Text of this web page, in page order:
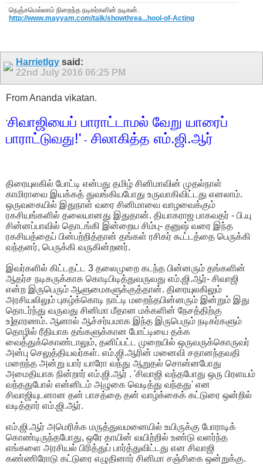
நெஞ்சமெல்லாம் நிறைந்த நடிகர்களின் நடிகன்.
http://www.mayyam.com/talk/showthrea...hool-of-Acting
Harrietlgy said:
22nd July 2016 06:25 PM
From Ananda vikatan.
'சிவாஜியைப் பாராட்டாமல் வேறு யாரைப்
பாராட்டுவது!' - சிலாகித்த எம்.ஜி.ஆர்
திரையுலகில் போட்டி என்பது தமிழ் சினிமாவின் முதல்நாள்
காமிராவை இயக்கத் துவங்கியபோது உருவாகிவிட்டது எனலாம்.
ஒருவகையில் இதுநாள் வரை சினிமாவை வாழவைக்கும்
ரகசியங்களில் தலையானது இதுதான். தியாகராஜ பாகவதர் - பி.யு
சின்னப்பாவில் தொடங்கி இன்றைய சிம்பு- தனுஷ் வரை இந்த
ரகசியத்தைப் பின்பற்றித்தான் தங்கள் ரசிகர் கூட்டத்தை பெருக்கி
வந்தனர், பெருக்கி வருகின்றனர்.
இவர்களில் கிட்டதட்ட 3 தலைமுறை கடந்த பின்னரும் தங்களின்
ஆதர்ச நடிகருக்காக கொடிபிடித்துவருவது எம்.ஜி.ஆர்- சிவாஜி
என்ற இருபெரும் ஆளுமைகளுக்குத்தான். திரையுலகிலும்
அரசியலிலும் புகழ்க்கொடி நாட்டி மறைந்தபின்னரும் இன்றும் இது
தொடர்ந்து வருவது சினிமா மீதான மக்களின் நேசத்திற்கு
உ]தாரணம். ஆனால் ஆச்சர்யமாக இந்த இருபெரும் நடிகர்களும்
தொழில் ரீதியாக தங்களுக்கான போட்டியை தக்க
வைத்துக்கொண்டாலும், தனிப்பட்ட முறையில் ஒருவருக்கொருவர்
அன்பு செலுத்தியவர்கள். எம்.ஜி.ஆரின் மனைவி சதானந்தவதி
மறைந்த அன்று யார் யாரோ வந்து ஆறுதல் சொன்னபோது
அமைதியாக நின்றார் எம்.ஜி.ஆர் . 'சிவாஜி வந்தபோது ஒரு பிரளயம்
வந்ததுபோல் என்னிடம் அழுகை வெடித்து வந்தது' என
சிவாஜியுடனான தன் பாசத்தை தன் வாழ்க்கைக் கட்டுரை ஒன்றில்
வடித்தார் எம்.ஜி.ஆர்.
எம்.ஜி.ஆர் அமெரிக்க மருத்துவமனையில் உயிருக்கு போராடிக்
கொண்டிருந்தபோது, ஒரே தாயின் வயிற்றில் உண்டு வளர்ந்த
எங்களை அரசியல் பிரித்துப் பார்த்துவிட்டது என சிவாஜி
கண்ணிரோடு கட்டுரை எழுதினார் சினிமா சஞ்சிகை ஒன்றுக்கு.